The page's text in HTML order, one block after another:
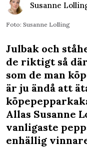
Susanne
Foto: Susanne Lolling
Julbak och
de riktigt så
som de man
är ju ändå att
Allas Susanne
vanligaste
enhällig